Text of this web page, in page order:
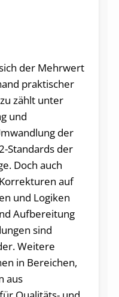
der Mehrwert
praktischer
zählt unter
und
der
Standards der
Doch auch
auf
und Logiken
Aufbereitung
sind
Weitere
in Bereichen,
aus